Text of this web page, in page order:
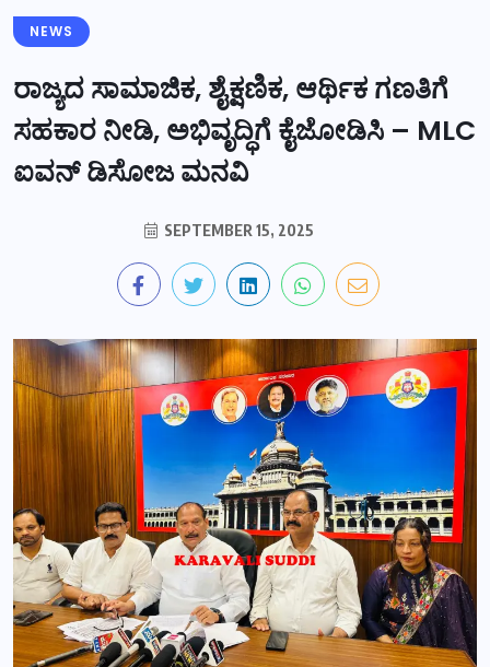
NEWS
ರಾಜ್ಯದ ಸಾಮಾಜಿಕ, ಶೈಕ್ಷಣಿಕ, ಆರ್ಥಿಕ ಗಣತಿಗೆ
ಸಹಕಾರ ನೀಡಿ, ಅಭಿವೃದ್ಧಿಗೆ ಕೈಜೋಡಿಸಿ – MLC
ಐವನ್ ಡಿಸೋಜ ಮನವಿ
SEPTEMBER 15, 2025